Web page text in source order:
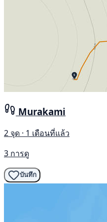
Murakami
2 จุด · 1 เดือนที่แล้ว
3 การดู
บันทึก